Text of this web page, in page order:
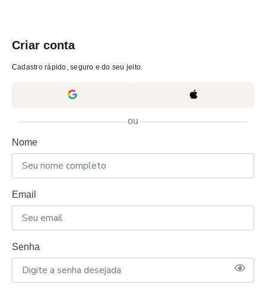
Criar conta
Cadastro rápido, seguro e do seu jeito.
ou
Nome
Email
Senha